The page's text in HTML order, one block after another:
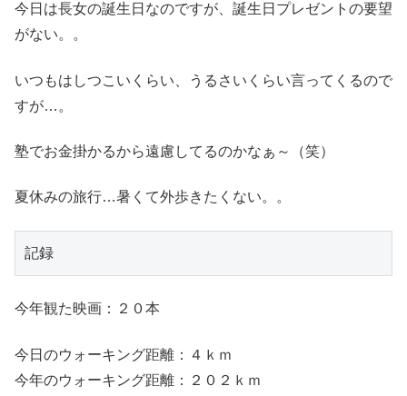
今日は長女の誕生日なのですが、誕生日プレゼントの要望
がない。。
いつもはしつこいくらい、うるさいくらい言ってくるので
すが…。
塾でお金掛かるから遠慮してるのかなぁ～（笑）
夏休みの旅行…暑くて外歩きたくない。。
記録
今年観た映画：２０本
今日のウォーキング距離：４ｋｍ
今年のウォーキング距離：２０２ｋｍ